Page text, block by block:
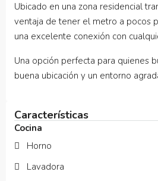
Ubicado en una zona residencial
ventaja de tener el metro a pocos
una excelente conexión con
Una opción perfecta para quienes
buena ubicación y un entorno
Características
Cocina
Horno
Lavadora